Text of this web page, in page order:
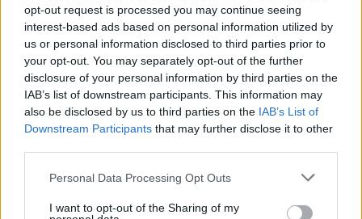
opt-out request is processed you may continue seeing
interest-based ads based on personal information utilized by
us or personal information disclosed to third parties prior to
your opt-out. You may separately opt-out of the further
disclosure of your personal information by third parties on the
IAB’s list of downstream participants. This information may
also be disclosed by us to third parties on the IAB’s List of
Downstream Participants that may further disclose it to other
Personal Data Processing Opt Outs
I want to opt-out of the Sharing of my
Scampata la squalifica si riapre il mercato di
Giuseppe Atzori, il La Palma torna sul
giocatore ma c'è la…
16 Lug 2016
Il Monastir 1983 si trasforma da Associazione
Sportiva in Srl
7 Ago 2026